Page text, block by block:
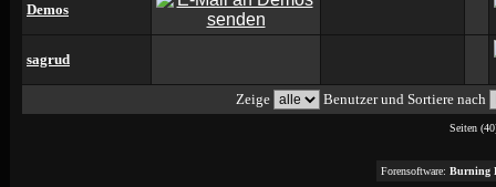
Demos
sagrud
Zeige Benutzer und Sortiere nach
Seiten
Forensoftware: Burning